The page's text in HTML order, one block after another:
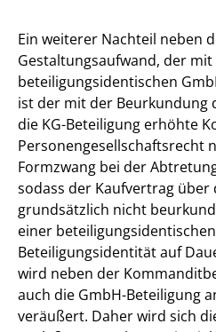
Ein weiterer Nachteil neben
Gestaltungsaufwand, der
beteiligungsidentischen
ist der mit der Beurkundung
die KG-Beteiligung erhöhte
Personengesellschaftsrecht
Formzwang bei der
sodass der Kaufvertrag über
grundsätzlich nicht
einer
Beteiligungsidentität auf
wird neben der
auch die GmbH-Beteiligung
veräußert. Daher wird sich